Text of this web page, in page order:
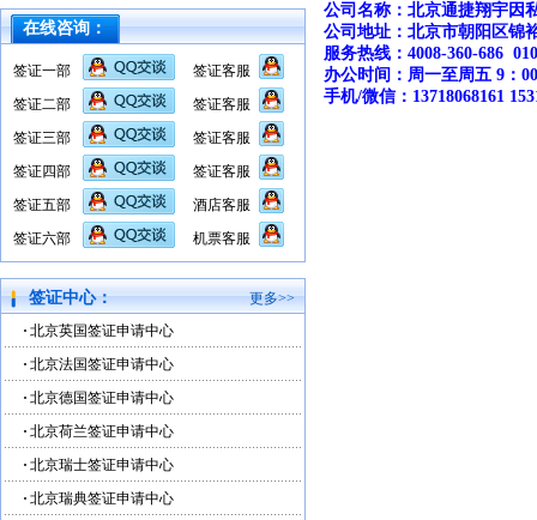
在线咨询：
签证一部
签证二部
签证三部
签证四部
签证五部
签证六部
签证客服
签证客服
签证客服
签证客服
酒店客服
机票客服
签证中心：
更多>>
北京英国签证申请中心
北京法国签证申请中心
北京德国签证申请中心
北京荷兰签证申请中心
北京瑞士签证申请中心
北京瑞典签证申请中心
公司名称：北京通捷翔宇因
公司地址：北京市朝阳区锦
服务热线：4008-360-686
办公时间：周一至周五 9：
手机/微信：13718068161